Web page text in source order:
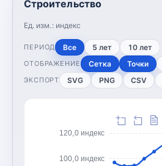
Строительство
Ед. изм.: индекс
ПЕРИОД Все 5 лет 10 лет
ОТОБРАЖЕНИЕ Сетка Точки
ЭКСПОРТ SVG PNG CSV
100,0 индекс
120,0 индекс